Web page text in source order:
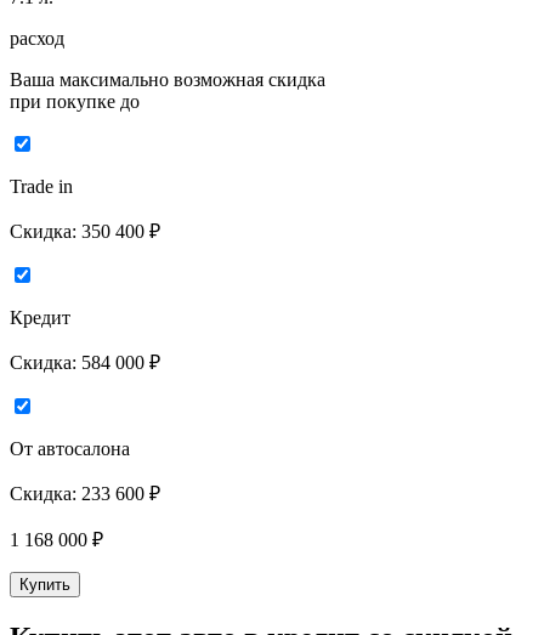
расход
Ваша максимально возможная скидка
при покупке до
Trade in
Скидка: 350 400 ₽
Кредит
Скидка: 584 000 ₽
От автосалона
Скидка: 233 600 ₽
1 168 000 ₽
Купить